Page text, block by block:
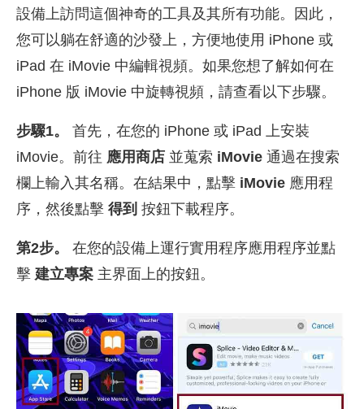
設備上訪問這個神奇的工具及其所有功能。因此，
您可以躺在舒適的沙發上，方便地使用 iPhone 或
iPad 在 iMovie 中編輯視頻。如果您想了解如何在
iPhone 版 iMovie 中旋轉視頻，請查看以下步驟。
步驟1。
首先，在您的 iPhone 或 iPad 上安裝
iMovie。前往 應用商店 並蒐索 iMovie 通過在搜索
欄上輸入其名稱。在結果中，點擊 iMovie 應用程
序，然後點擊 得到 按鈕下載程序。
第2步。
在您的設備上運行實用程序應用程序並點
擊 建立專案 主界面上的按鈕。